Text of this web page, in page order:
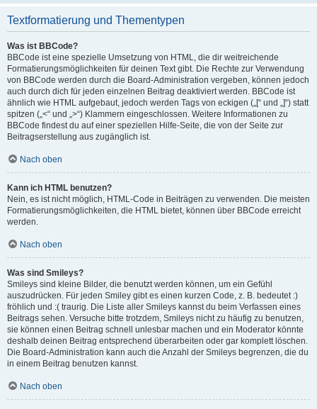
Textformatierung und Thementypen
Was ist BBCode?
BBCode ist eine spezielle Umsetzung von HTML, die dir weitreichende
Formatierungsmöglichkeiten für deinen Text gibt. Die Rechte zur Verwendung
von BBCode werden durch die Board-Administration vergeben, können jedoch
auch durch dich für jeden einzelnen Beitrag deaktiviert werden. BBCode ist
ähnlich wie HTML aufgebaut, jedoch werden Tags von eckigen („[“ und „]“) statt
spitzen („<“ und „>“) Klammern eingeschlossen. Weitere Informationen zu
BBCode findest du auf einer speziellen Hilfe-Seite, die von der Seite zur
Beitragserstellung aus zugänglich ist.
Nach oben
Kann ich HTML benutzen?
Nein, es ist nicht möglich, HTML-Code in Beiträgen zu verwenden. Die meisten
Formatierungsmöglichkeiten, die HTML bietet, können über BBCode erreicht
werden.
Nach oben
Was sind Smileys?
Smileys sind kleine Bilder, die benutzt werden können, um ein Gefühl
auszudrücken. Für jeden Smiley gibt es einen kurzen Code, z. B. bedeutet :)
fröhlich und :( traurig. Die Liste aller Smileys kannst du beim Verfassen eines
Beitrags sehen. Versuche bitte trotzdem, Smileys nicht zu häufig zu benutzen,
sie können einen Beitrag schnell unlesbar machen und ein Moderator könnte
deshalb deinen Beitrag entsprechend überarbeiten oder gar komplett löschen.
Die Board-Administration kann auch die Anzahl der Smileys begrenzen, die du
in einem Beitrag benutzen kannst.
Nach oben